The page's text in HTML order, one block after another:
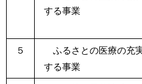
する事業
５
ふるさとの医療の充
する事業